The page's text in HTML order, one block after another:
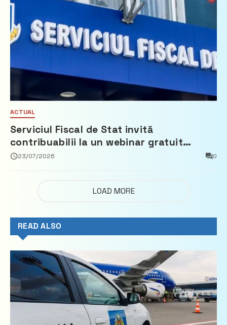
ACTUAL
Serviciul Fiscal de Stat invită
contribuabilii la un webinar gratuit
privind calculul impozitului pe bunurile
23/07/2026 0
LOAD MORE
READ ALSO